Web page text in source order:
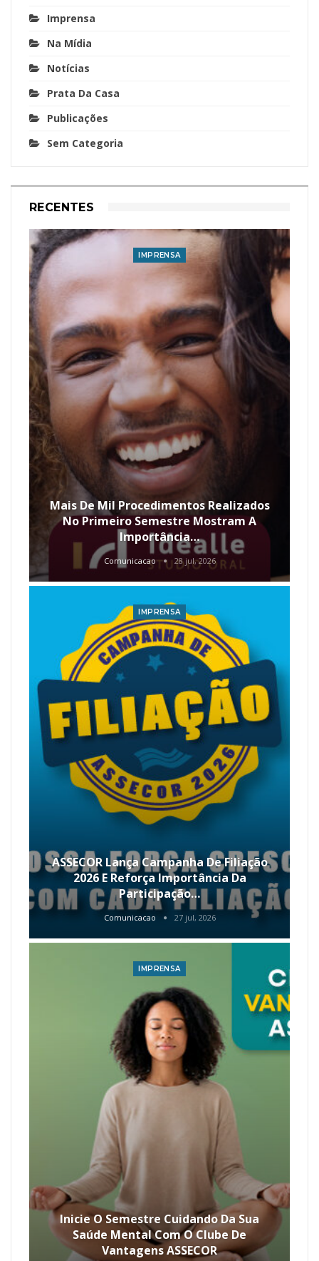
Imprensa
Na Mídia
Notícias
Prata Da Casa
Publicações
Sem Categoria
RECENTES
IMPRENSA
Mais De Mil Procedimentos Realizados
No Primeiro Semestre Mostram A
Importância…
Comunicacao 28 jul, 2026
IMPRENSA
ASSECOR Lança Campanha De Filiação
2026 E Reforça Importância Da
Participação…
Comunicacao 27 jul, 2026
IMPRENSA
Inicie O Semestre Cuidando Da Sua
Saúde Mental Com O Clube De
Vantagens ASSECOR